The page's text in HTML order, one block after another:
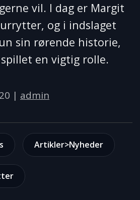
vil. I dag er Margit
og i indslaget
sin rørende historie,
en vigtig rolle.
| admin
Artikler>Nyheder